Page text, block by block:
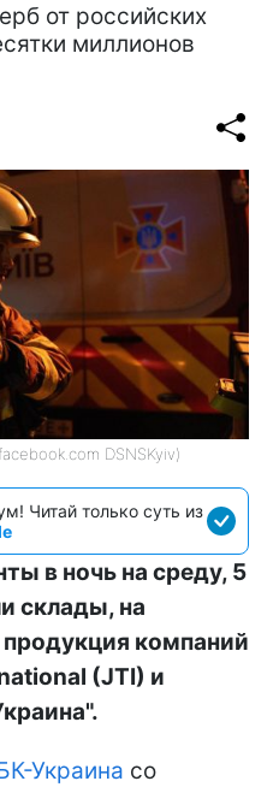
от российских
миллионов
DSNSKyiv)
Читай только суть из
в ночь на среду, 5
склады, на
компаний
(JTI) и
Украина со